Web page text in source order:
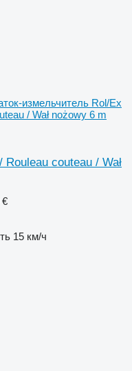
измельчитель Rol/Ex
/ Wał nożowy 6 m
couteau / Wał
€
15 км/ч